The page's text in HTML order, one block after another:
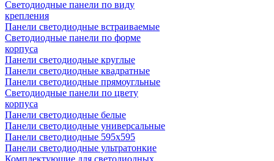
Светодиодные панели по виду
крепления
Панели светодиодные встраиваемые
Светодиодные панели по форме
корпуса
Панели светодиодные круглые
Панели светодиодные квадратные
Панели светодиодные прямоугльные
Светодиодные панели по цвету
корпуса
Панели светодиодные белые
Панели светодиодные универсальные
Панели светодиодные 595х595
Панели светодиодные ультратонкие
Комплектующие для светодиодных